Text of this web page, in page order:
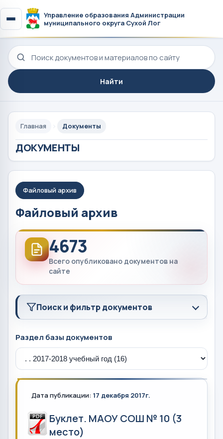
Управление образования Администрации
муниципального округа Сухой Лог
Поиск по сайту
Найти
Главная Документы
ДОКУМЕНТЫ
Файловый архив
Файловый архив
4673
Всего опубликовано документов на
сайте
Поиск и фильтр документов
Раздел базы документов
Дата публикации: 17 декабря 2017г.
Буклет. МАОУ СОШ № 10 (3
место)